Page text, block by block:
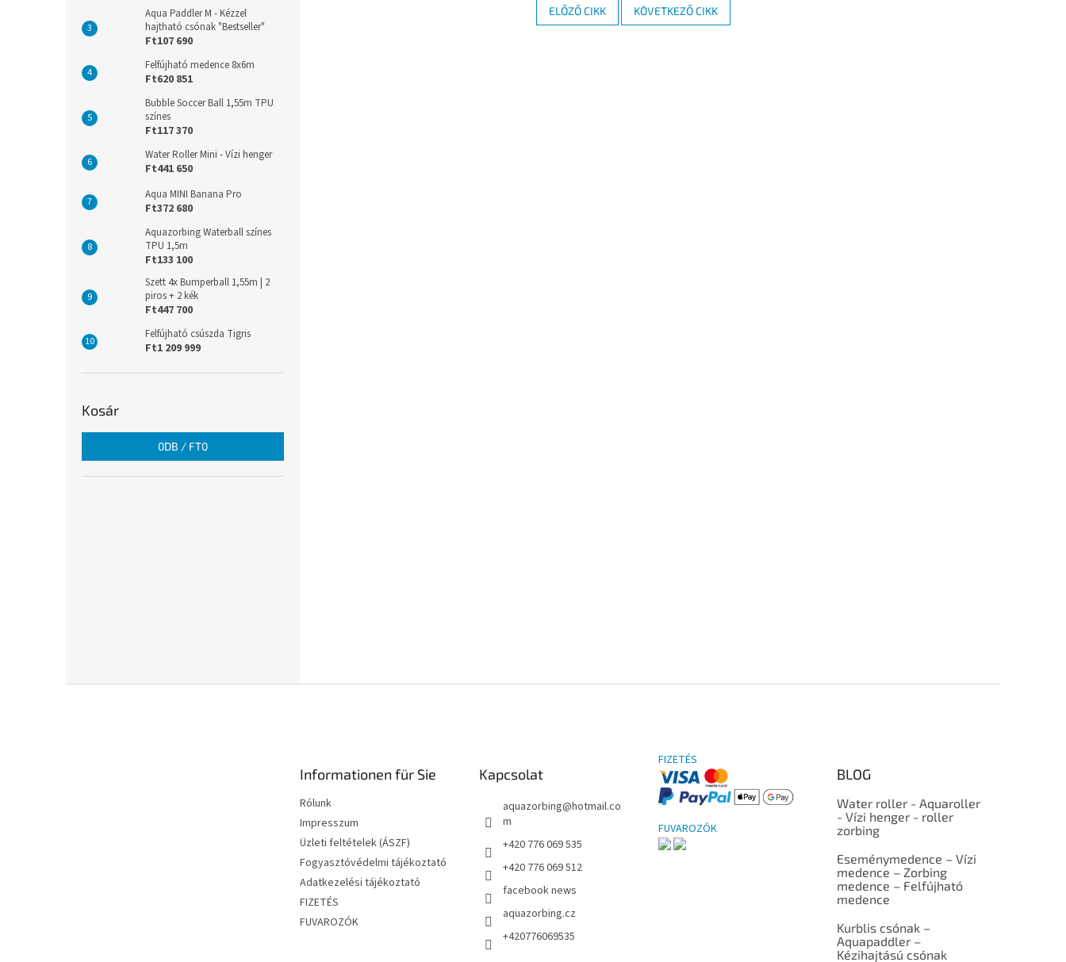
Aqua Paddler M - Kézzel
hajtható csónak "Bestseller"
Ft107 690
Felfújható medence 8x6m
Ft620 851
Bubble Soccer Ball 1,55m TPU
színes
Ft117 370
Water Roller Mini - Vízi henger
Ft441 650
Aqua MINI Banana Pro
Ft372 680
Aquazorbing Waterball színes
TPU 1,5m
Ft133 100
Szett 4x Bumperball 1,55m | 2
piros + 2 kék
Ft447 700
Felfújható csúszda Tigris
Ft1 209 999
Kosár
0DB / FT0
ELŐZŐ CIKK KÖVETKEZŐ CIKK
Informationen für Sie
Rólunk
Impresszum
Üzleti feltételek (ÁSZF)
Fogyasztóvédelmi tájékoztató
Adatkezelési tájékoztató
FIZETÉS
FUVAROZÓK
Kapcsolat
aquazorbing@hotmail.co
m
+420 776 069 535
+420 776 069 512
facebook news
aquazorbing.cz
+420776069535
FIZETÉS
FUVAROZÓK
BLOG
Water roller - Aquaroller
- Vízi henger - roller
zorbing
Eseménymedence – Vízi
medence – Zorbing
medence – Felfújható
medence
Kurblis csónak –
Aquapaddler –
Kézihajtású csónak